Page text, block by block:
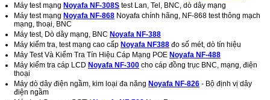
Máy test mạng Noyafa NF-308S test Lan, Tel, BNC, dò dây mạng
Máy test mạng Noyafa NF-868 Noyafa chính hãng, NF-868 test thông mạch
mạng, thoại, BNC
Máy test, Dò dây mạng, BNC Noyafa NF-388
Máy kiểm tra, test mạng cao cấp Noyafa NF388 đo số mét, dò tín hiệu
Máy Test Và Kiểm Tra Tín Hiệu Cáp Mạng POE Noyafa NF-488
Máy kiểm tra cáp LCD Noyafa NF-300 cho cáp đồng trục BNC, mạng, điện
thoại
Máy dò dây điện ngầm, kim loại đa năng Noyafa NF-826 - Bộ định vị dây
điện ngầm